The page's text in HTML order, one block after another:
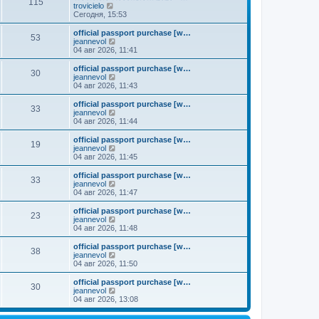
у
с
о
б
щ
е
н
и
н
е
с
о
щ
е
о
с
л
д
н
е
у
с
о
б
щ
е
н
и
115
trovicielo
е
р
е
й
т
и
п
о
с
е
д
н
е
м
у
с
о
о
б
щ
е
н
и
ю
Сегодня, 15:53
53
official passport purchase [w…
jeannevol
е
р
е
й
т
п
о
с
е
н
е
м
с
о
о
щ
е
н
ю
04 авг 2026, 11:41
30
official passport purchase [w…
jeannevol
е
р
е
й
т
п
о
с
е
н
е
м
с
о
о
щ
е
н
ю
04 авг 2026, 11:43
33
official passport purchase [w…
jeannevol
е
р
е
й
т
п
о
с
е
н
е
м
с
о
о
щ
е
н
04 авг 2026, 11:44
19
official passport purchase [w…
jeannevol
е
р
е
й
т
п
о
с
е
н
е
м
с
о
04 авг 2026, 11:45
33
official passport purchase [w…
jeannevol
е
р
е
й
т
п
о
с
е
н
е
04 авг 2026, 11:47
23
official passport purchase [w…
jeannevol
е
р
е
й
т
п
о
с
л
04 авг 2026, 11:48
38
official passport purchase [w…
jeannevol
е
р
е
й
т
к
04 авг 2026, 11:50
30
official passport purchase [w…
jeannevol
е
р
е
04 авг 2026, 13:08